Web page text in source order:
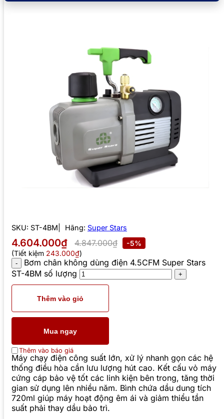
SKU: ST-4BM Hãng: Super Stars
4.604.000₫ 4.847.000₫
-5%
(Tiết kiệm 243.000₫)
Bơm chân không dùng điện 4.5CFM Super Stars
ST-4BM số lượng
Thêm vào giỏ
Mua ngay
Thêm vào báo giá
Máy chạy điện công suất lớn, xử lý nhanh gọn các hệ
thống điều hòa cần lưu lượng hút cao. Kết cấu vỏ máy
cứng cáp bảo vệ tốt các linh kiện bên trong, tăng thời
gian sử dụng lên nhiều năm. Bình chứa dầu dung tích
720ml giúp máy hoạt động êm ái và giảm thiểu tần
suất phải thay dầu bảo trì.